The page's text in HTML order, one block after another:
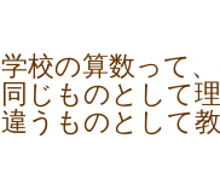
学校の算数って
同じものとして
違うものとして